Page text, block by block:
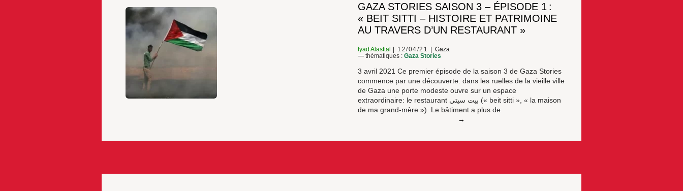
GAZA STORIES SAISON 3 – ÉPISODE 1 :
« BEIT SITTI – HISTOIRE ET PATRIMOINE
AU TRAVERS D’UN RESTAURANT »
Iyad Alasttal 12/04/21
Gaza
— thématiques : Gaza Stories
3 avril 2021 Ce premier épisode de la saison 3 de Gaza Stories
commence par une découverte: dans les ruelles de la vieille ville
de Gaza une porte modeste ouvre sur un espace
extraordinaire: le restaurant بيت سيتي (« beit sitti », « la maison
de ma grand-mère »). Le bâtiment a plus de